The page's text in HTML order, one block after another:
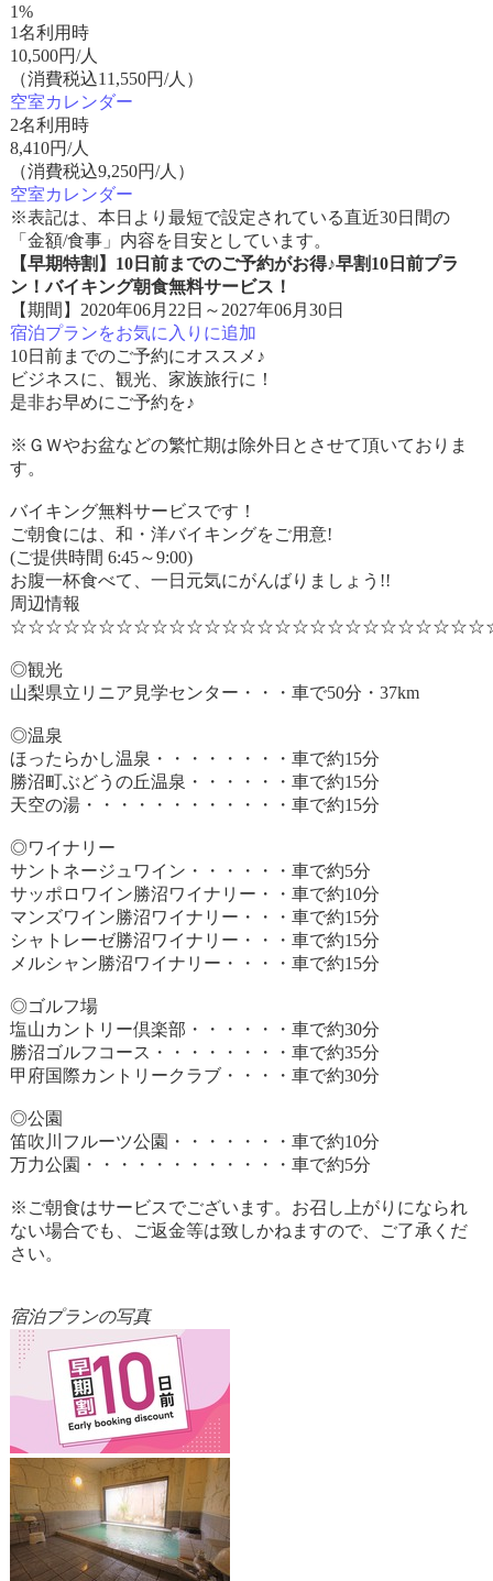
1%
1名利用時
10,500円/人
（消費税込11,550円/人）
空室カレンダー
2名利用時
8,410円/人
（消費税込9,250円/人）
空室カレンダー
※表記は、本日より最短で設定されている直近30日間の
「金額/食事」内容を目安としています。
【早期特割】10日前までのご予約がお得♪早割10日前プラ
ン！バイキング朝食無料サービス！
【期間】2020年06月22日～2027年06月30日
宿泊プランをお気に入りに追加
10日前までのご予約にオススメ♪
ビジネスに、観光、家族旅行に！
是非お早めにご予約を♪
※ＧＷやお盆などの繁忙期は除外日とさせて頂いておりま
す。
バイキング無料サービスです！
ご朝食には、和・洋バイキングをご用意!
(ご提供時間 6:45～9:00)
お腹一杯食べて、一日元気にがんばりましょう!!
周辺情報
◎観光
山梨県立リニア見学センター・・・車で50分・37km
◎温泉
ほったらかし温泉・・・・・・・・車で約15分
勝沼町ぶどうの丘温泉・・・・・・車で約15分
天空の湯・・・・・・・・・・・・車で約15分
◎ワイナリー
サントネージュワイン・・・・・・車で約5分
サッポロワイン勝沼ワイナリー・・車で約10分
マンズワイン勝沼ワイナリー・・・車で約15分
シャトレーゼ勝沼ワイナリー・・・車で約15分
メルシャン勝沼ワイナリー・・・・車で約15分
◎ゴルフ場
塩山カントリー倶楽部・・・・・・車で約30分
勝沼ゴルフコース・・・・・・・・車で約35分
甲府国際カントリークラブ・・・・車で約30分
◎公園
笛吹川フルーツ公園・・・・・・・車で約10分
万力公園・・・・・・・・・・・・車で約5分
※ご朝食はサービスでございます。お召し上がりになられ
ない場合でも、ご返金等は致しかねますので、ご了承くだ
さい。
宿泊プランの写真